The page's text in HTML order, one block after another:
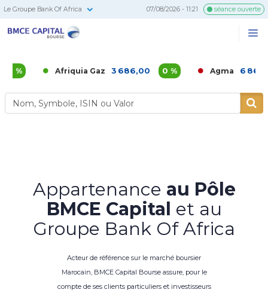
Le Groupe Bank Of Africa 07/08/2026 - 11:21 séance ouverte
Afriquia Gaz 3 686,00 0 % Agma 6 860,00 -
Appartenance au Pôle
BMCE Capital et au
Groupe Bank Of Africa
Acteur de référence sur le marché boursier
Marocain, BMCE Capital Bourse assure, pour le
compte de ses clients particuliers et investisseurs